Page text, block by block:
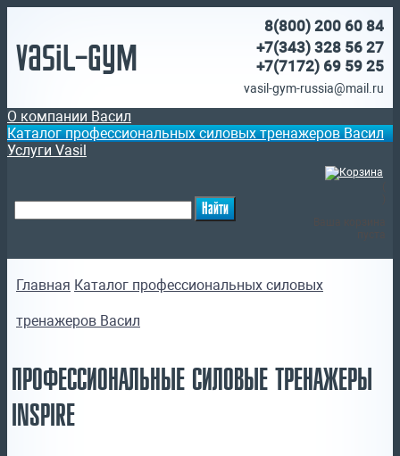
Vasil-Gym
8(800) 200 60 84
+7(343) 328 56 27
+7(7172) 69 59 25
vasil-gym-russia@mail.ru
О компании Васил
Каталог профессиональных силовых тренажеров Васил
Услуги Vasil
Главная Каталог профессиональных силовых
тренажеров Васил
ПРОФЕССИОНАЛЬНЫЕ СИЛОВЫЕ ТРЕНАЖЕРЫ
INSPIRE